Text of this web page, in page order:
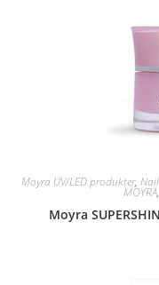
Moyra UV/LED produkter,
MOYRA,
Moyra